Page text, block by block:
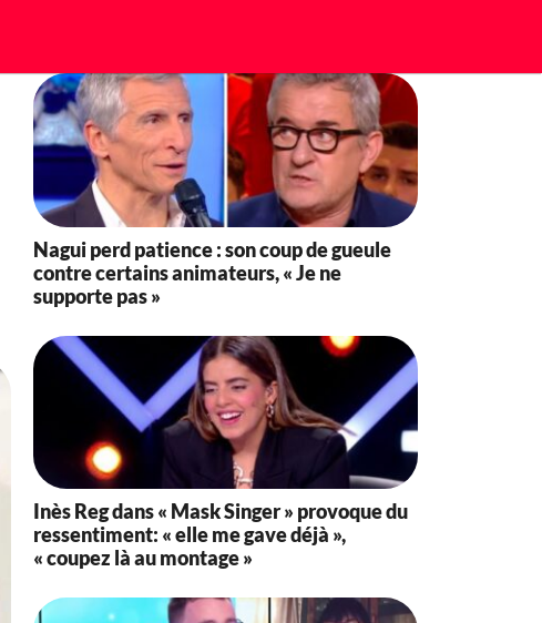
Nagui perd patience : son coup de gueule
contre certains animateurs, « Je ne
supporte pas »
Inès Reg dans « Mask Singer » provoque du
ressentiment: « elle me gave déjà »,
« coupez là au montage »